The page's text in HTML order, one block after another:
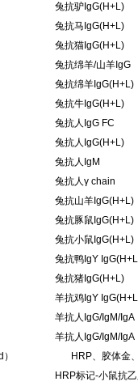
兔抗驴IgG(H+L)
兔抗马IgG(H+L)
兔抗猫IgG(H+L)
兔抗绵羊/山羊IgG
兔抗绵羊IgG(H+L)
兔抗牛IgG(H+L)
兔抗人IgG FC
兔抗人IgG(H+L)
兔抗人IgM
兔抗人γ chain
兔抗山羊IgG(H+L)
兔抗豚鼠IgG(H+L)
兔抗小鼠IgG(H+L)
兔抗鸭IgY
兔抗猪IgG(H+L)
羊抗鸡IgY
羊抗人IgG/IgM/IgA
羊抗人IgG/IgM/IgA
HRP、胶体金
HRP标记-小鼠抗